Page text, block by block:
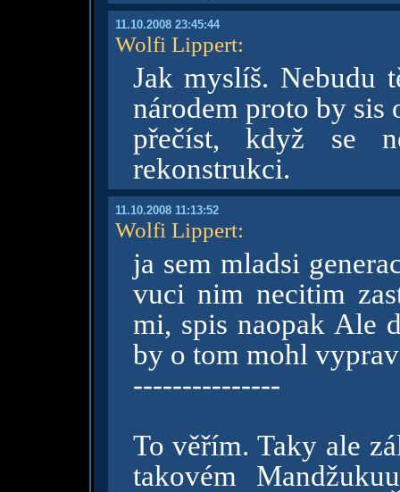
11.10.2008 23:45:44
Wolfi Lippert:
Jak myslíš. Nebudu
národem proto by sis
přečíst, když se
rekonstrukci.
11.10.2008 11:13:52
Wolfi Lippert:
ja sem mladsi
vuci nim necitim
mi, spis naopak Ale
by o tom mohl
---------------
To věřím. Taky ale
takovém